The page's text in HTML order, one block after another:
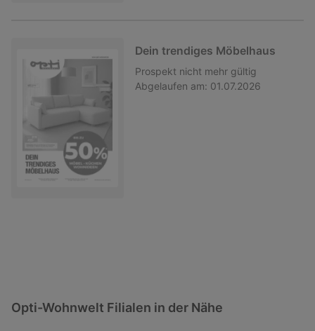
Dein trendiges Möbelhaus
Prospekt nicht mehr gültig
Abgelaufen am: 01.07.2026
Opti-Wohnwelt Filialen in der Nähe